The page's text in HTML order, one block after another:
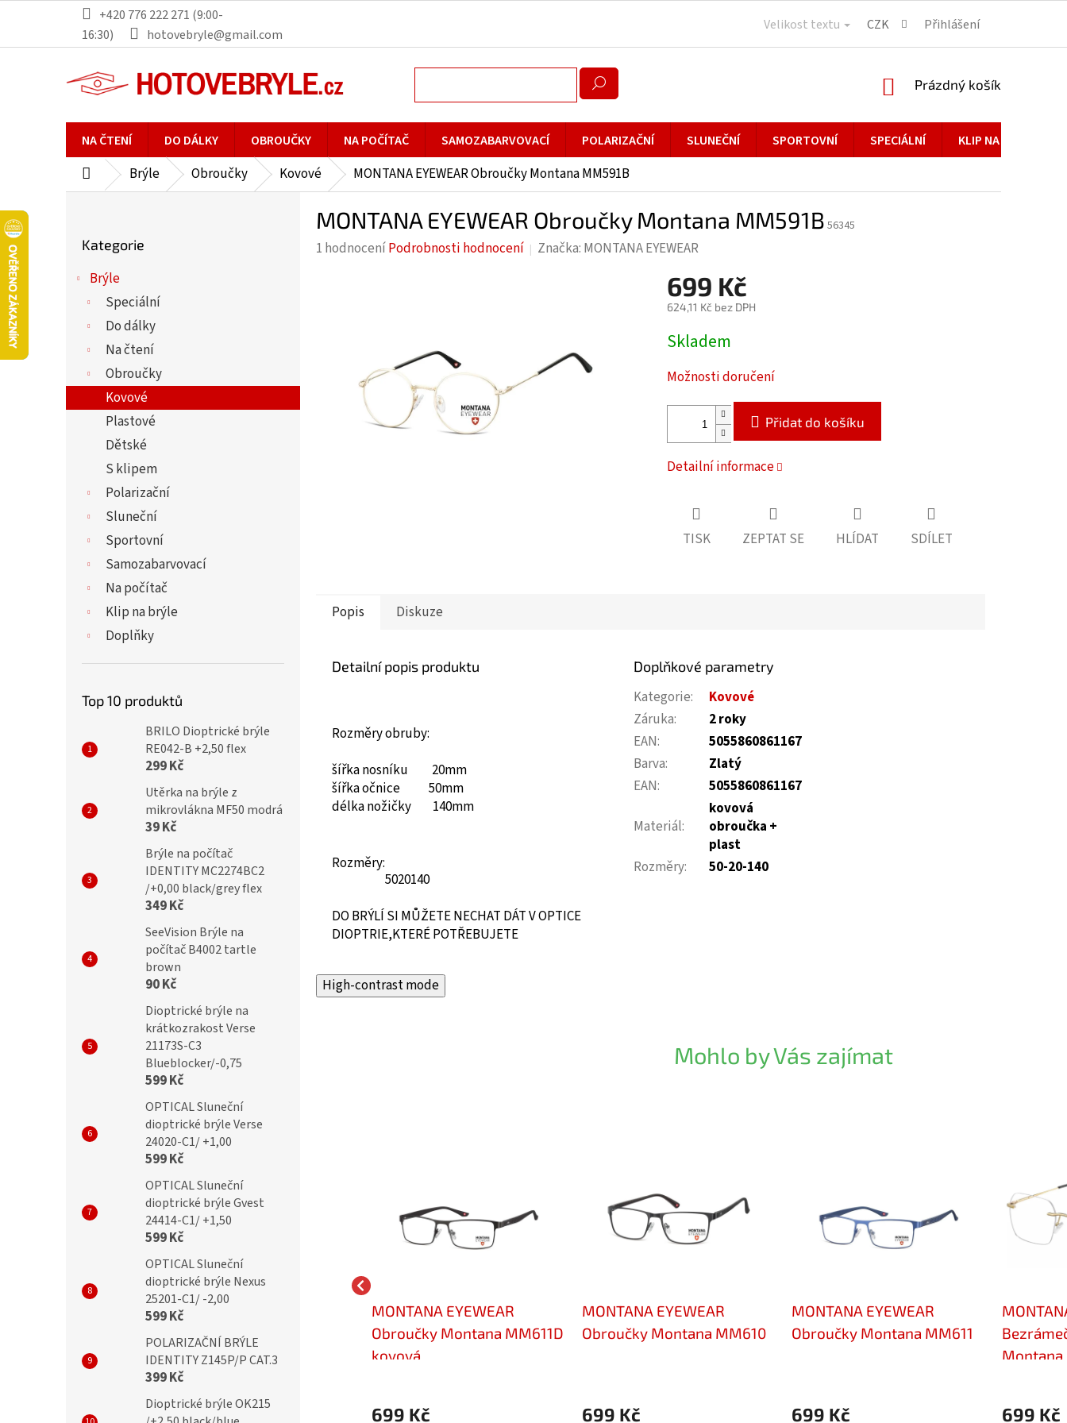
obsah
+420 776 222 271 (9:00-
16:30)
hotovebryle@gmail.com
Velikost textu CZK Přihlášení
NÁKUPNÍ
Prázdný košík
NA ČTENÍ DO DÁLKY OBROUČKY NA POČÍTAČ SAMOZABARVOVACÍ POLARIZAČNÍ SLUNEČNÍ SPORTOVNÍ SPECIÁLNÍ KLIP NA BRÝLE
DomůBrýle Obroučky Kovové MONTANA EYEWEAR Obroučky Montana MM591B
kategorie
Kategorie
Brýle
Speciální
Do dálky
Na čtení
Obroučky
Kovové
Plastové
Dětské
S klipem
Polarizační
Sluneční
Sportovní
Samozabarvovací
Na počítač
Klip na brýle
Doplňky
Top 10 produktů
BRILO Dioptrické brýle
RE042-B +2,50 flex
299 Kč
Utěrka na brýle z
mikrovlákna MF50 modrá
39 Kč
Brýle na počítač
IDENTITY MC2274BC2
/+0,00 black/grey flex
349 Kč
SeeVision Brýle na
počítač B4002 tartle
brown
90 Kč
Dioptrické brýle na
krátkozrakost Verse
21173S-C3
Blueblocker/-0,75
599 Kč
OPTICAL Sluneční
dioptrické brýle Verse
24020-C1/ +1,00
599 Kč
OPTICAL Sluneční
dioptrické brýle Gvest
24414-C1/ +1,50
599 Kč
OPTICAL Sluneční
dioptrické brýle Nexus
25201-C1/ -2,00
599 Kč
POLARIZAČNÍ BRÝLE
IDENTITY Z145P/P CAT.3
399 Kč
Dioptrické brýle OK215
MONTANA EYEWEAR Obroučky Montana MM591B 56345
Průměrné
hvězdiček.
1 hodnoceníPodrobnosti hodnocení Značka: MONTANA EYEWEAR
699 Kč
624,11 Kč bez DPH
Měrná
cena:
Skladem
Možnosti doručení
Přidat do košíku
Detailní informace
TISK ZEPTAT SE HLÍDAT SDÍLET
Popis Diskuze
Detailní popis produktu
Rozměry obruby:
šířka nosníku 20mm
šířka očnice 50mm
délka nožičky 140mm
Rozměry:
5020140
DO BRÝLÍ SI MŮŽETE NECHAT DÁT V OPTICE
DIOPTRIE,KTERÉ POTŘEBUJETE
Doplňkové parametry
Kategorie:
Kovové
Záruka:
2 roky
EAN:
5055860861167
Barva:
Zlatý
EAN: 5055860861167
Materiál:
kovová
obroučka +
plast
Rozměry: 50-20-140
High-contrast mode
Mohlo by Vás zajímat
MONTANA EYEWEAR
Bezrámečkové obroučky
Montana MM571A gunmetal
699 Kč
MONTANA EYEWEAR
Obroučky Montana MM611D
kovová
699 Kč
MONTANA EYEWEAR
Obroučky Montana MM610
699 Kč
MONTANA EYEWEAR
Obroučky Montana MM611
699 Kč
Montana
699 Kč